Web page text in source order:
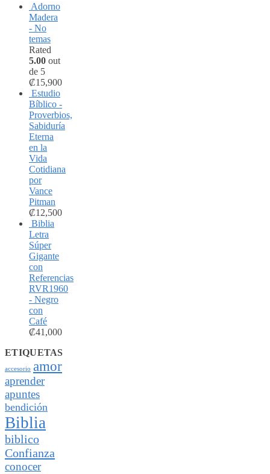
Adorno
Madera
- No
temas
Rated
5.00 out
de 5
₡15,900
Estudio
Bíblico -
Proverbios,
Sabiduría
Eterna
en la
Vida
Cotidiana
por
Vance
Pitman
₡12,500
Biblia
Letra
Súper
Gigante
con
Referencias
RVR1960
- Negro
con
Café
₡41,000
ETIQUETAS
accesorio amor
aprender
apuntes
bendición
Biblia
biblico
Confianza
conocer